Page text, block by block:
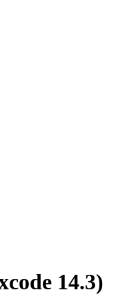
14.3)